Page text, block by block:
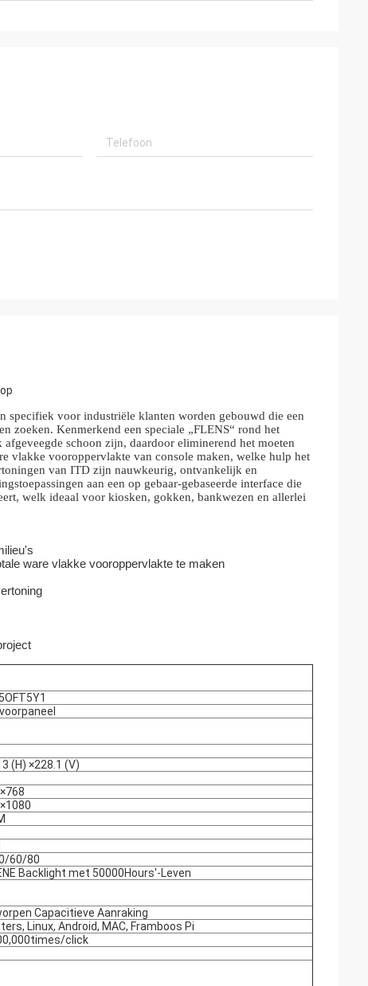
specifiek voor industriële klanten worden gebouwd die een
zoeken. Kenmerkend een speciale „FLENS“ rond het
schoon zijn, daardoor eliminerend het moeten
vlakke vooroppervlakte van console maken, welke hulp het
van ITD zijn nauwkeurig, ontvankelijk en
aan een op gebaar-gebaseerde interface die
welk ideaal voor kiosken, gokken, bankwezen en allerlei
ware vlakke vooroppervlakte te maken
(H) ×228.1 (V)
60/80
Backlight met 50000Hours'-Leven
Capacitieve Aanraking
Linux, Android, MAC, Framboos Pi
click